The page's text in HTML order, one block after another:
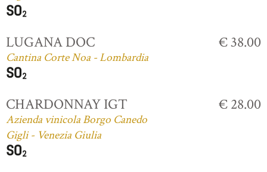
LUGANA DOC
Cantina Corte Noa - Lombardia
€ 38.00
CHARDONNAY IGT
Azienda vinicola Borgo Canedo
Gigli - Venezia Giulia
€ 28.00